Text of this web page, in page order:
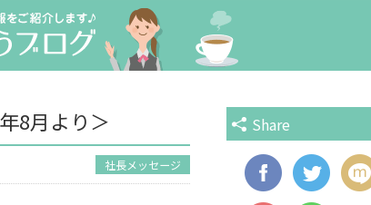
8月より＞
社長メッセージ
Share